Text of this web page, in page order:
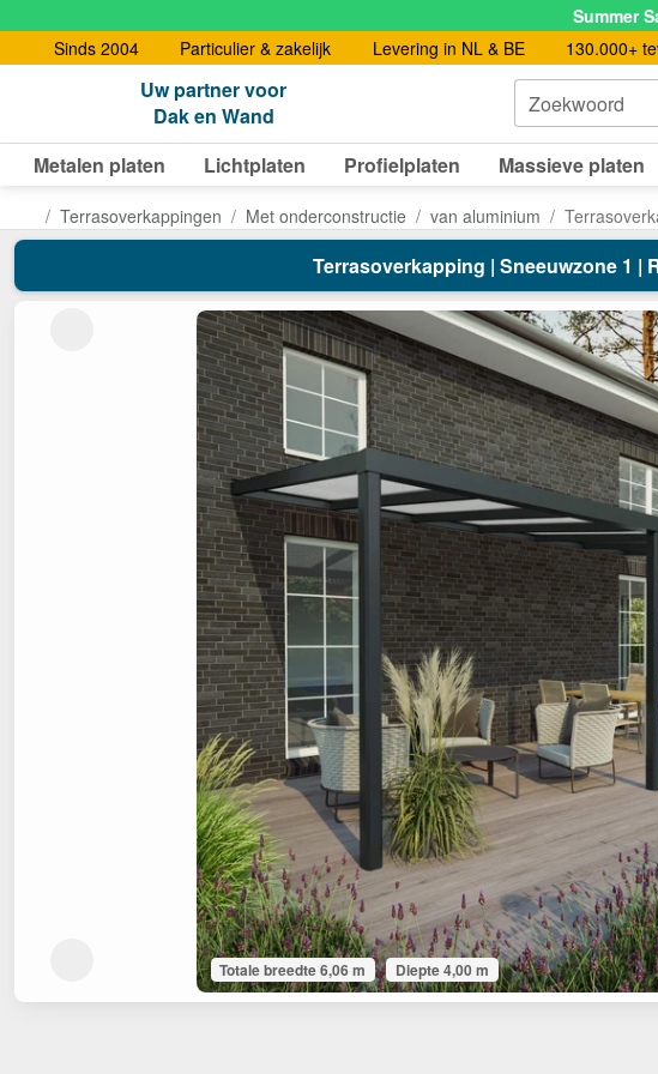
Summer
Sinds 2004
Particulier & zakelijk Levering in NL & BE 130.000+
Uw partner voor
Dak en Wand
Zoekwoord
Metalen platen Lichtplaten Profielplaten Massieve platen
Terrasoverkappingen Met onderconstructie van aluminium
Terrasoverkapping | Sneeuwzone 1 |
Totale breedte 6,06 m Diepte 4,00 m